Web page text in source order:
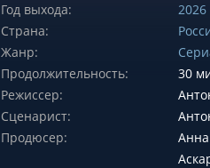
Год выхода:
2026
Страна:
Жанр:
Продолжительность:
30
Режиссер:
Сценарист:
Продюсер: